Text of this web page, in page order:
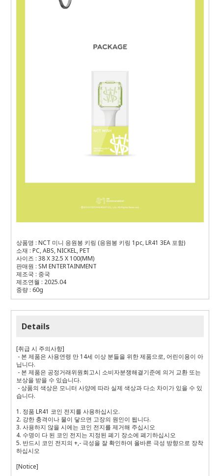
상품명 : NCT 미니 응원봉 키링 (응원봉 키링 1pc, LR41 3EA 포함)
소재 : PC, ABS, NICKEL, PET
사이즈 : 38 X 32.5 X 100(MM)
판매원 : SM ENTERTAINMENT
제조국 : 중국
제조연월 : 2025.04
중량 : 60g
Details
[취급 시 주의사항]
- 본 제품은 사용연령 만 14세 이상 분들을 위한 제품으로, 어린이용이 아
닙니다.
- 본 제품은 공정거래위원회고시 소비자분쟁해결기준에 의거 교환 또는
보상을 받을 수 있습니다.
- 상품의 색상은 모니터 사양에 따라 실제 색상과 다소 차이가 있을 수 있
습니다.
1. 정품 LR41 코인 전지를 사용하십시오.
2. 강한 충격이나 물이 닿으면 고장의 원인이 됩니다.
3. 사용하지 않을 시에는 코인 전지를 제거해 주십시오
4. 수명이 다 된 코인 전지는 지정된 폐기 장소에 폐기하십시오
5. 반드시 코인 전지의 +,- 극성을 잘 확인하여 올바른 극성 방향으로 장착
하십시오
[Notice]